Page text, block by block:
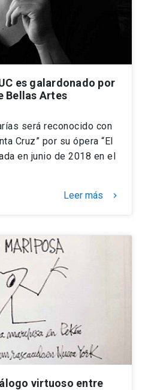
es galardonado por
Bellas Artes
será reconocido con
Cruz” por su ópera “El
en junio de 2018 en el
Leer más keyboard_arrow_right
virtuoso entre